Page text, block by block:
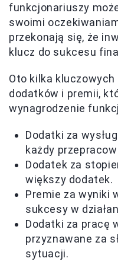
funkcjonariuszy
swoimi
przekonają się, że
klucz do sukcesu
Oto kilka
dodatków i premii,
wynagrodzenie
Dodatki za
każdy
Dodatek za
większy dodatek.
Premie za wyniki
sukcesy w
Dodatki za pracę
przyznawane za
sytuacji.